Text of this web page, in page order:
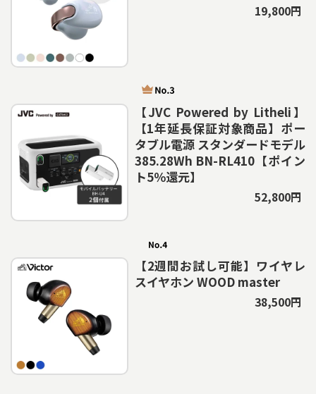
19,800円
【JVC Powered by Litheli】
【1年延長保証対象商品】ポー
タブル電源 スタンダードモデル
385.28Wh BN-RL410【ポイン
ト5％還元】
52,800円
【2週間お試し可能】ワイヤレ
スイヤホン WOOD master
38,500円